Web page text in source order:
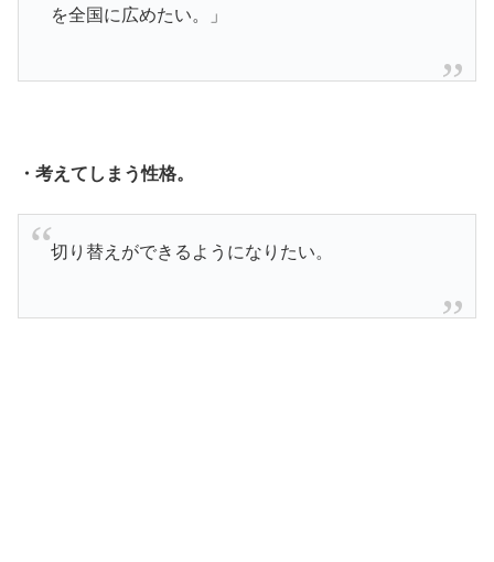
を全国に広めたい。」
・考えてしまう性格。
切り替えができるようになりたい。